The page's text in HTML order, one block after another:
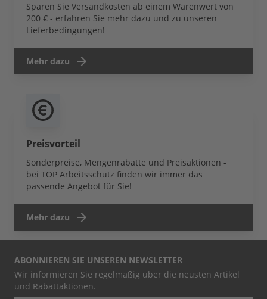
Sparen Sie Versandkosten ab einem Warenwert von
200 € - erfahren Sie mehr dazu und zu unseren
Lieferbedingungen!
Mehr dazu
Preisvorteil
Sonderpreise, Mengenrabatte und Preisaktionen -
bei TOP Arbeitsschutz finden wir immer das
passende Angebot für Sie!
Mehr dazu
ABONNIEREN SIE UNSEREN NEWSLETTER
Wir informieren Sie regelmäßig über die neusten Artikel
und Rabattaktionen.